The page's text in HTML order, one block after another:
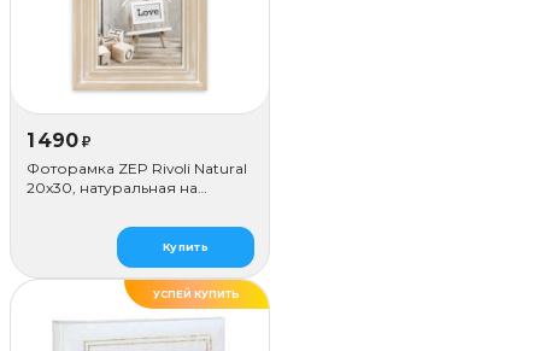
1 490 ₽
Фоторамка ZEP Rivoli Natural
20x30, натуральная на
Купить
УСПЕЙ КУПИТЬ